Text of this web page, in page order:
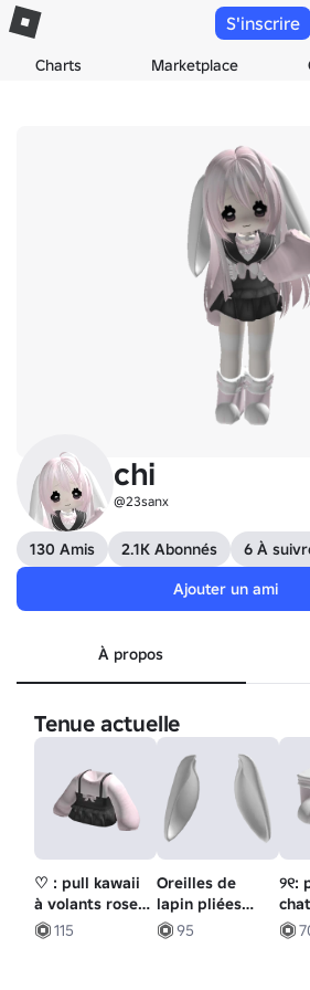
Charts Marketplace
S'inscrire
chi
@23sanx
130 Amis 2.1K Abonnés
6 À
Ajouter un ami
À propos
Tenue actuelle
♡ : pull kawaii
à volants rose
et gris
115
Oreilles de
lapin pliées
blanches
95
୨୧: